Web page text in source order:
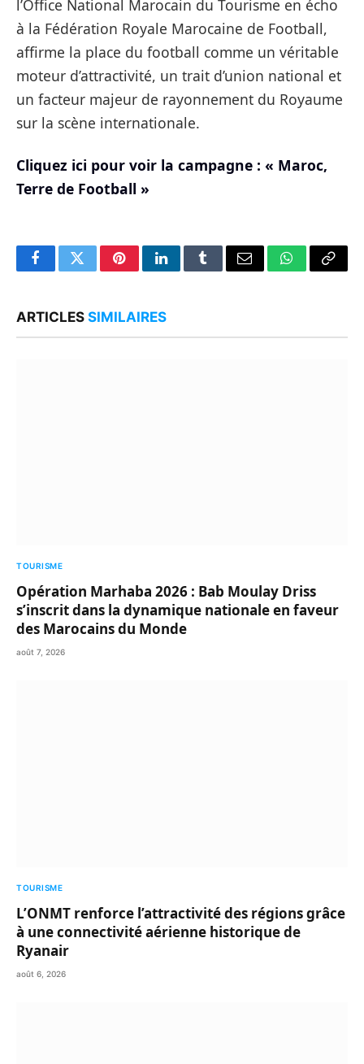
l’Office National Marocain du Tourisme en écho
à la Fédération Royale Marocaine de Football,
affirme la place du football comme un véritable
moteur d’attractivité, un trait d’union national et
un facteur majeur de rayonnement du Royaume
sur la scène internationale.
Cliquez ici pour voir la campagne : « Maroc,
Terre de Football »
FacebookTwitterPinterestLinkedInTumblrEmail WhatsApp
Copy
ARTICLES SIMILAIRES
TOURISME
Opération Marhaba 2026 : Bab Moulay Driss
s’inscrit dans la dynamique nationale en faveur
des Marocains du Monde
août 7, 2026
TOURISME
L’ONMT renforce l’attractivité des régions grâce
à une connectivité aérienne historique de
Ryanair
août 6, 2026